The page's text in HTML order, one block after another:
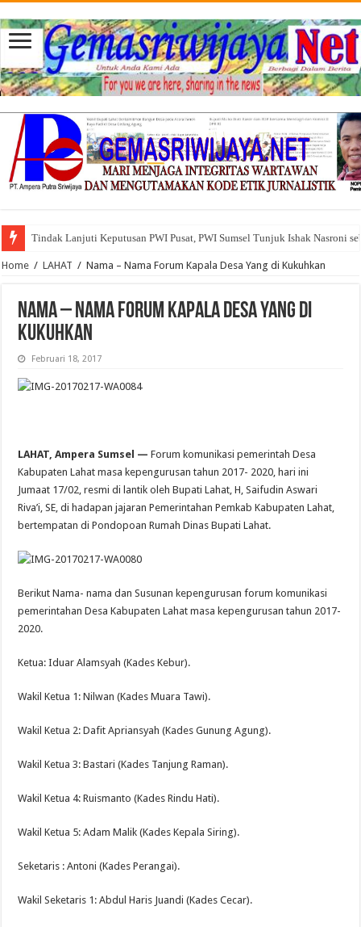
Tindak Lanjuti Keputusan PWI Pusat, PWI Sumsel Tunjuk Ishak Nasroni
Tuntut Akuntabilitas Dana Desa, Pemuda dan Tokoh Sukamerindu Desak
Home / LAHAT / Nama – Nama Forum Kapala Desa Yang di Kukuhkan
Nama – Nama Forum Kapala Desa Yang di
Kukuhkan
Februari 18, 2017
LAHAT, Ampera Sumsel —Forum komunikasi pemerintah Desa
Kabupaten Lahat masa kepengurusan tahun 2017- 2020, hari ini
Jumaat 17/02, resmi di lantik oleh Bupati Lahat, H, Saifudin Aswari
Riva’i, SE, di hadapan jajaran Pemerintahan Pemkab Kabupaten Lahat,
bertempatan di Pondopoan Rumah Dinas Bupati Lahat.
Berikut Nama- nama dan Susunan kepengurusan forum komunikasi
pemerintahan Desa Kabupaten Lahat masa kepengurusan tahun 2017-
2020.
Ketua: Iduar Alamsyah (Kades Kebur).
Wakil Ketua 1: Nilwan (Kades Muara Tawi).
Wakil Ketua 2: Dafit Apriansyah (Kades Gunung Agung).
Wakil Ketua 3: Bastari (Kades Tanjung Raman).
Wakil Ketua 4: Ruismanto (Kades Rindu Hati).
Wakil Ketua 5: Adam Malik (Kades Kepala Siring).
Seketaris : Antoni (Kades Perangai).
Wakil Seketaris 1: Abdul Haris Juandi (Kades Cecar).